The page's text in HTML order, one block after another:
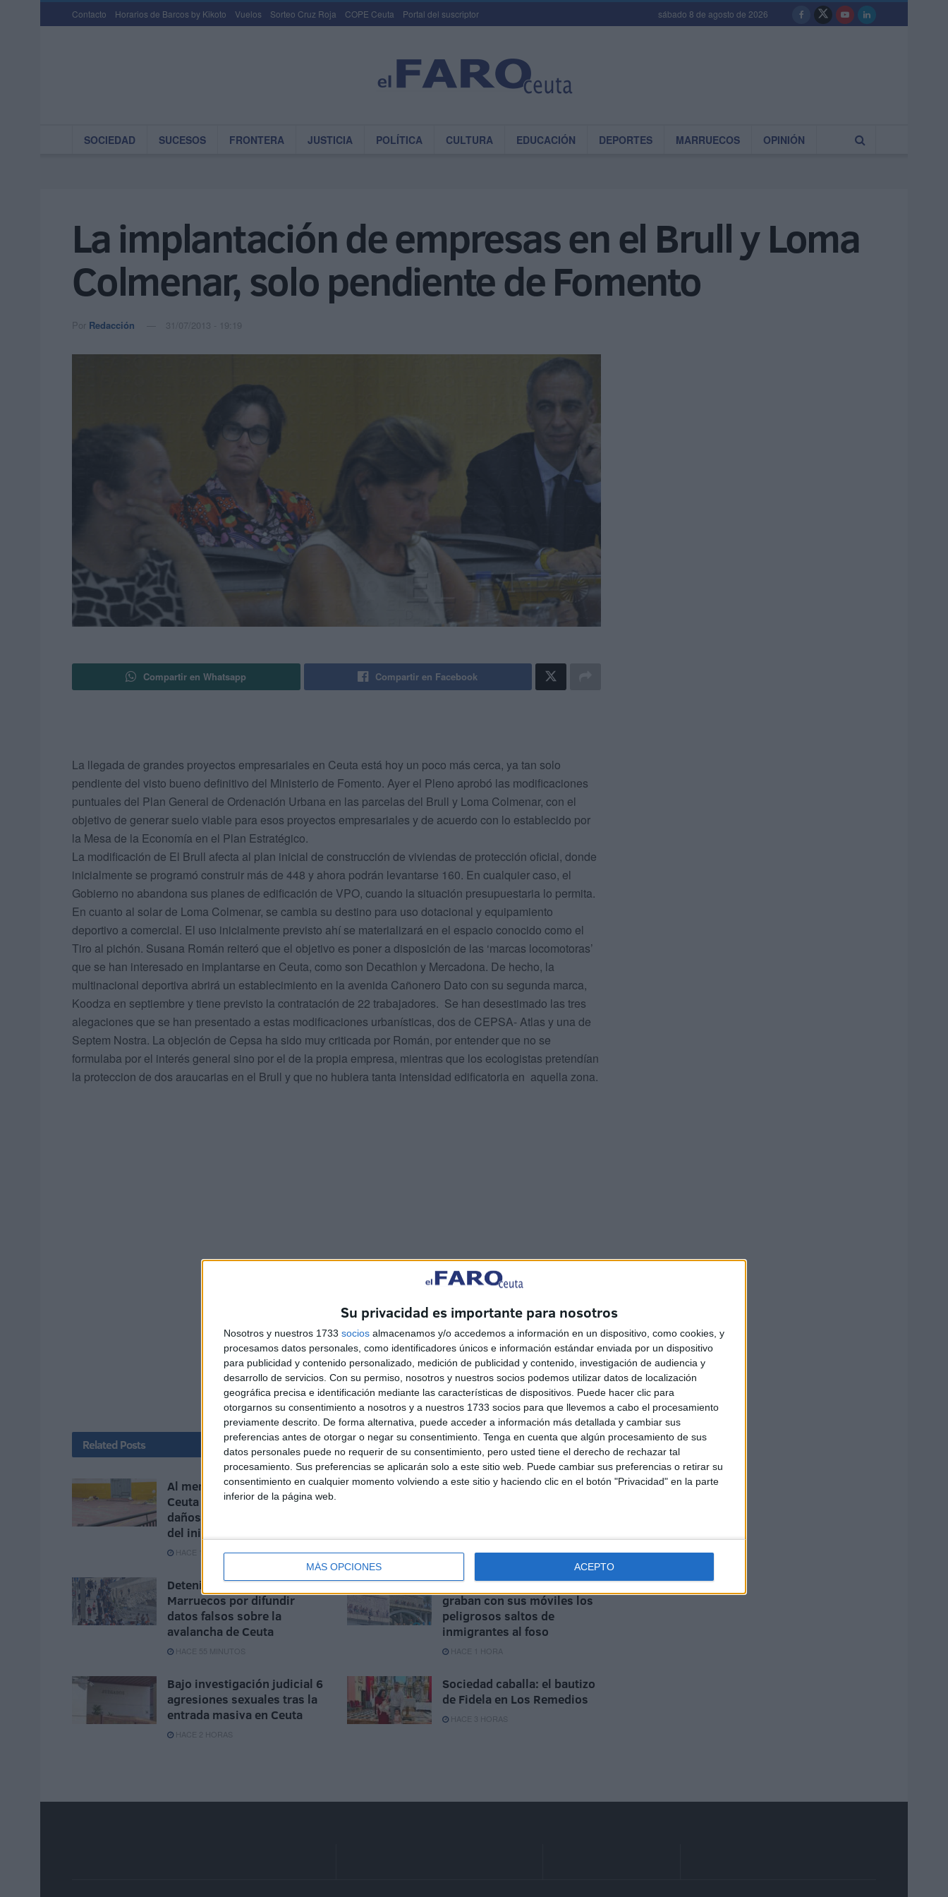
Su privacidad es importante para nosotros
Nosotros y nuestros 1733 socios almacenamos y/o accedemos a información en un dispositivo, como cookies, y
procesamos datos personales, como identificadores únicos e información estándar enviada por un dispositivo
para publicidad y contenido personalizado, medición de publicidad y contenido, investigación de audiencia y
desarrollo de servicios. Con su permiso, nosotros y nuestros socios podemos utilizar datos de localización
geográfica precisa e identificación mediante las características de dispositivos. Puede hacer clic para
otorgarnos su consentimiento a nosotros y a nuestros 1733 socios para que llevemos a cabo el procesamiento
previamente descrito. De forma alternativa, puede acceder a información más detallada y cambiar sus
preferencias antes de otorgar o negar su consentimiento. Tenga en cuenta que algún procesamiento de sus
datos personales puede no requerir de su consentimiento, pero usted tiene el derecho de rechazar tal
procesamiento. Sus preferencias se aplicarán solo a este sitio web. Puede cambiar sus preferencias o retirar su
consentimiento en cualquier momento volviendo a este sitio y haciendo clic en el botón "Privacidad" en la parte
inferior de la página web.
MÁS OPCIONES ACEPTO
Contacto Horarios de Barcos by Kikoto Vuelos Sorteo Cruz Roja COPE Ceuta Portal del suscriptor sábado 8 de agosto de 2026
SOCIEDAD SUCESOS FRONTERA JUSTICIA POLÍTICA CULTURA EDUCACIÓN DEPORTES MARRUECOS OPINIÓN
La implantación de empresas en el Brull y Loma
Colmenar, solo pendiente de Fomento
Por Redacción 31/07/2013 - 19:19
Compartir en Whatsapp Compartir en Facebook
La llegada de grandes proyectos empresariales en Ceuta está hoy un poco más cerca, ya tan solo
pendiente del visto bueno definitivo del Ministerio de Fomento. Ayer el Pleno aprobó las modificaciones
puntuales del Plan General de Ordenación Urbana en las parcelas del Brull y Loma Colmenar, con el
objetivo de generar suelo viable para esos proyectos empresariales y de acuerdo con lo establecido por
la Mesa de la Economía en el Plan Estratégico.
La modificación de El Brull afecta al plan inicial de construcción de viviendas de protección oficial, donde
inicialmente se programó construir más de 448 y ahora podrán levantarse 160. En cualquier caso, el
Gobierno no abandona sus planes de edificación de VPO, cuando la situación presupuestaria lo permita.
En cuanto al solar de Loma Colmenar, se cambia su destino para uso dotacional y equipamiento
deportivo a comercial. El uso inicialmente previsto ahí se materializará en el espacio conocido como el
Tiro al pichón. Susana Román reiteró que el objetivo es poner a disposición de las ‘marcas locomotoras’
que se han interesado en implantarse en Ceuta, como son Decathlon y Mercadona. De hecho, la
multinacional deportiva abrirá un establecimiento en la avenida Cañonero Dato con su segunda marca,
Koodza en septiembre y tiene previsto la contratación de 22 trabajadores. Se han desestimado las tres
alegaciones que se han presentado a estas modificaciones urbanísticas, dos de CEPSA- Atlas y una de
Septem Nostra. La objeción de Cepsa ha sido muy criticada por Román, por entender que no se
formulaba por el interés general sino por el de la propia empresa, mientras que los ecologistas pretendían
la proteccion de dos araucarias en el Brull y que no hubiera tanta intensidad edificatoria en aquella zona.
Related Posts
Al menos 6 colegios de
Ceuta sufren entradas y
daños a menos de un mes
del inicio del curso
HACE 17 SEGUNDOS
Colapso en el CETI: 12
HACE 12 MINUTOS
Detenida una mujer en
Marruecos por difundir
datos falsos sobre la
avalancha de Ceuta
HACE 55 MINUTOS
El Chorrillo: usuarios
graban con sus móviles los
peligrosos saltos de
inmigrantes al foso
HACE 1 HORA
Bajo investigación judicial 6
agresiones sexuales tras la
entrada masiva en Ceuta
HACE 2 HORAS
Sociedad caballa: el bautizo
de Fidela en Los Remedios
HACE 3 HORAS